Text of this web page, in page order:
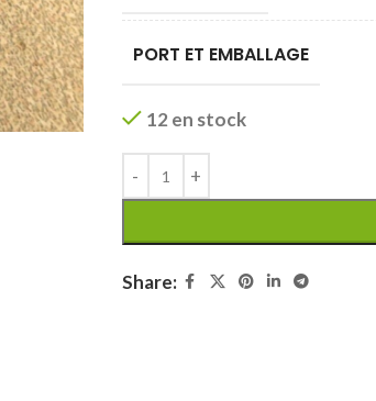
PORT ET EMBALLAGE
12 en stock
Share: